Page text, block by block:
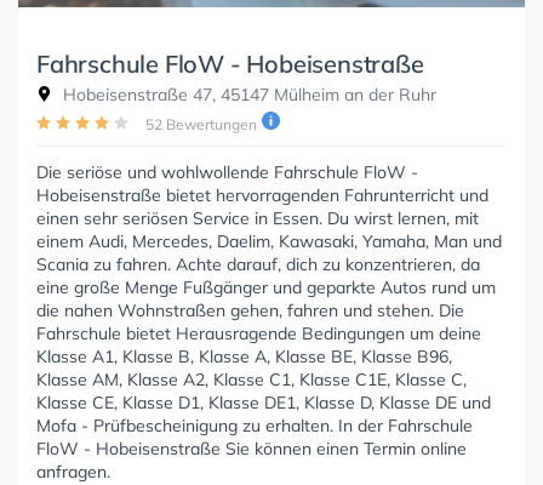
Fahrschule FloW - Hobeisenstraße
Hobeisenstraße 47, 45147 Mülheim an der Ruhr
52 Bewertungen
Die seriöse und wohlwollende Fahrschule FloW -
Hobeisenstraße bietet hervorragenden Fahrunterricht und
einen sehr seriösen Service in Essen. Du wirst lernen, mit
einem Audi, Mercedes, Daelim, Kawasaki, Yamaha, Man und
Scania zu fahren. Achte darauf, dich zu konzentrieren, da
eine große Menge Fußgänger und geparkte Autos rund um
die nahen Wohnstraßen gehen, fahren und stehen. Die
Fahrschule bietet Herausragende Bedingungen um deine
Klasse A1, Klasse B, Klasse A, Klasse BE, Klasse B96,
Klasse AM, Klasse A2, Klasse C1, Klasse C1E, Klasse C,
Klasse CE, Klasse D1, Klasse DE1, Klasse D, Klasse DE und
Mofa - Prüfbescheinigung zu erhalten. In der Fahrschule
FloW - Hobeisenstraße Sie können einen Termin online
anfragen.